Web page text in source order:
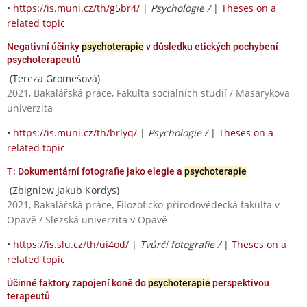
• https://is.muni.cz/th/g5br4/ | Psychologie / | Theses on a
related topic
Negativní účinkypsychoterapie v důsledku etických pochybení
psychoterapeutů
(Tereza Gromešová)
2021, Bakalářská práce, Fakulta sociálních studií / Masarykova
univerzita
• https://is.muni.cz/th/brlyq/ | Psychologie / | Theses on a
related topic
T: Dokumentární fotografie jako elegie a psychoterapie
(Zbigniew Jakub Kordys)
2021, Bakalářská práce, Filozoficko-přírodovědecká fakulta v
Opavě / Slezská univerzita v Opavě
• https://is.slu.cz/th/ui4od/ | Tvůrčí fotografie / | Theses on a
related topic
Účinné faktory zapojení koně dopsychoterapie perspektivou
terapeutů